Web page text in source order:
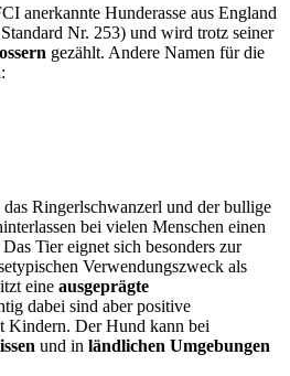
anerkannte Hunderasse aus England
Nr. 253) und wird trotz seiner
gezählt. Andere Namen für die
Ringerlschwanzerl und der bullige
bei vielen Menschen einen
Tier eignet sich besonders zur
Verwendungszweck als
eine ausgeprägte
dabei sind aber positive
Kindern. Der Hund kann bei
und in ländlichen Umgebungen